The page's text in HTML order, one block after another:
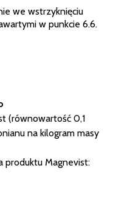
we wstrzyknięciu
w punkcie 6.6.
(równowartość 0,1
na kilogram masy
produktu Magnevist: